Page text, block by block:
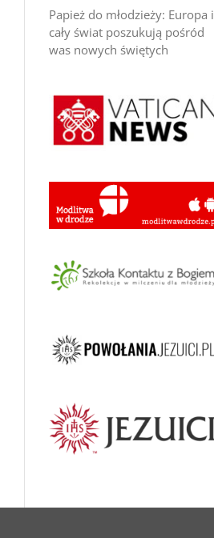
Papież do młodzieży: Europa i
cały świat poszukują pośród
was nowych świętych